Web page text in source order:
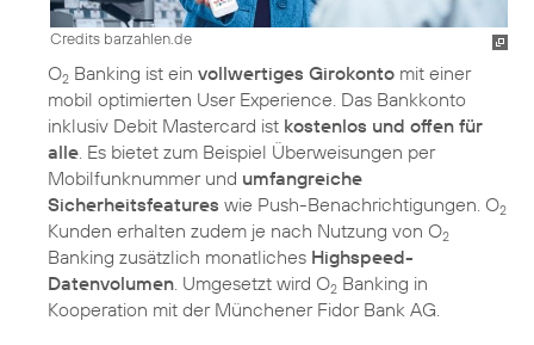
Credits barzahlen.de
O2 Banking ist ein vollwertiges Girokonto mit einer
mobil optimierten User Experience. Das Bankkonto
inklusiv Debit Mastercard ist kostenlos und offen für
alle . Es bietet zum Beispiel Überweisungen per
Mobilfunknummer und umfangreiche
Sicherheitsfeatures wie Push-Benachrichtigungen. O2
Kunden erhalten zudem je nach Nutzung von O2
Banking zusätzlich monatliches Highspeed-
Datenvolumen . Umgesetzt wird O2 Banking in
Kooperation mit der Münchener Fidor Bank AG.